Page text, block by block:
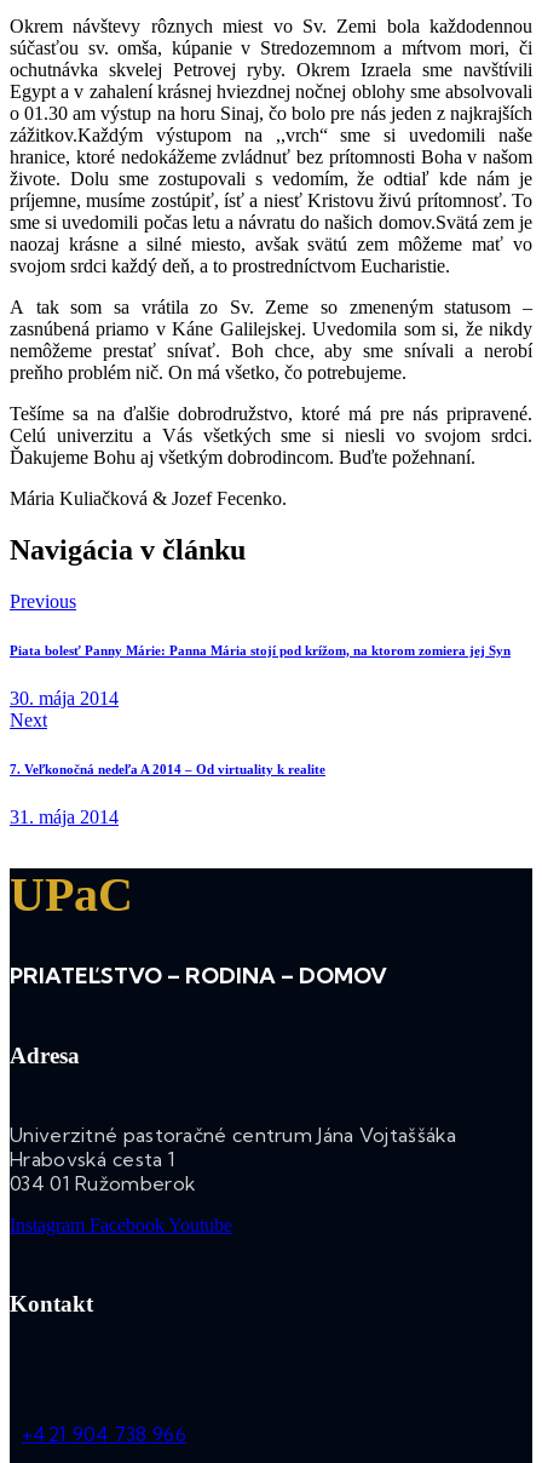
Okrem návštevy rôznych miest vo Sv. Zemi bola každodennou
súčasťou sv. omša, kúpanie v Stredozemnom a mŕtvom mori, či
ochutnávka skvelej Petrovej ryby. Okrem Izraela sme navštívili
Egypt a v zahalení krásnej hviezdnej nočnej oblohy sme absolvovali
o 01.30 am výstup na horu Sinaj, čo bolo pre nás jeden z najkrajších
zážitkov.Každým výstupom na ,,vrch“ sme si uvedomili naše
hranice, ktoré nedokážeme zvládnuť bez prítomnosti Boha v našom
živote. Dolu sme zostupovali s vedomím, že odtiaľ kde nám je
príjemne, musíme zostúpiť, ísť a niesť Kristovu živú prítomnosť. To
sme si uvedomili počas letu a návratu do našich domov.Svätá zem je
naozaj krásne a silné miesto, avšak svätú zem môžeme mať vo
svojom srdci každý deň, a to prostredníctvom Eucharistie.
A tak som sa vrátila zo Sv. Zeme so zmeneným statusom –
zasnúbená priamo v Káne Galilejskej. Uvedomila som si, že nikdy
nemôžeme prestať snívať. Boh chce, aby sme snívali a nerobí
preňho problém nič. On má všetko, čo potrebujeme.
Tešíme sa na ďalšie dobrodružstvo, ktoré má pre nás pripravené.
Celú univerzitu a Vás všetkých sme si niesli vo svojom srdci.
Ďakujeme Bohu aj všetkým dobrodincom. Buďte požehnaní.
Mária Kuliačková & Jozef Fecenko.
Navigácia v článku
Previous
Piata bolesť Panny Márie: Panna Mária stojí pod krížom, na ktorom zomiera jej Syn
30. mája 2014
Next
7. Veľkonočná nedeľa A 2014 – Od virtuality k realite
31. mája 2014
UPaC
PRIATEĽSTVO – RODINA – DOMOV
Adresa
Univerzitné pastoračné centrum Jána Vojtaššáka
Hrabovská cesta 1
034 01 Ružomberok
Instagram FacebookYoutube
Kontakt
+421 904 738 966